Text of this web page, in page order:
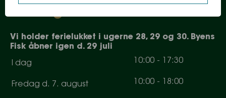
Vi holder ferielukket i ugerne 28, 29 og 30. Byens
Fisk åbner igen d. 29 juli
I dag 10:00 - 17:30
Fredag d. 7. august 10:00 - 18:00